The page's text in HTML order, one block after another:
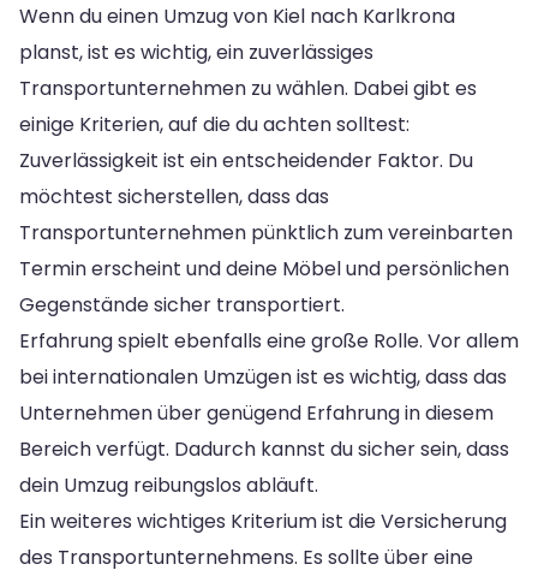
Wenn du einen Umzug von Kiel nach Karlkrona
planst, ist es wichtig, ein zuverlässiges
Transportunternehmen zu wählen. Dabei gibt es
einige Kriterien, auf die du achten solltest:
Zuverlässigkeit ist ein entscheidender Faktor. Du
möchtest sicherstellen, dass das
Transportunternehmen pünktlich zum vereinbarten
Termin erscheint und deine Möbel und persönlichen
Gegenstände sicher transportiert.
Erfahrung spielt ebenfalls eine große Rolle. Vor allem
bei internationalen Umzügen ist es wichtig, dass das
Unternehmen über genügend Erfahrung in diesem
Bereich verfügt. Dadurch kannst du sicher sein, dass
dein Umzug reibungslos abläuft.
Ein weiteres wichtiges Kriterium ist die Versicherung
des Transportunternehmens. Es sollte über eine